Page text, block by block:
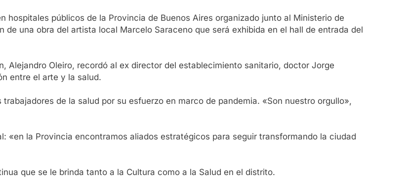
públicos de la Provincia de Buenos Aires organizado junto al Ministerio de
una obra del artista local Marcelo Saraceno que será exhibida en el hall de entrada del
Alejandro Oleiro, recordó al ex director del establecimiento sanitario, doctor Jorge
entre el arte y la salud.
de la salud por su esfuerzo en marco de pandemia. «Son nuestro orgullo»,
«en la Provincia encontramos aliados estratégicos para seguir transformando la ciudad
que se le brinda tanto a la Cultura como a la Salud en el distrito.